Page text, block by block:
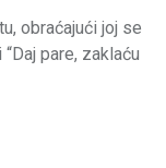
obraćajući joj se
pare, zaklaću